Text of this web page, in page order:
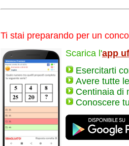
Ti stai preparando per un
Scarica l'app
Esercitarti
Avere tutte
Centinaia di
Conoscere